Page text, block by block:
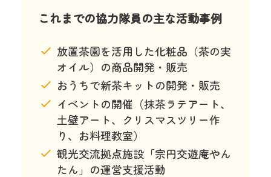
これまでの協力隊員の主な活動事例
放置茶園を活用した化粧品（茶の実
オイル）の商品開発・販売
おうちで新茶キットの開発・販売
イベントの開催（抹茶ラテアート、
土壁アート、クリスマスツリー作
り、お料理教室）
観光交流拠点施設「宗円交遊庵やん
たん」の運営支援活動